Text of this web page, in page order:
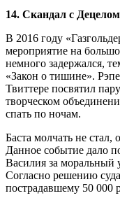
14. Скандал с
В 2016 году
мероприятие на
немного задержался,
«Закон о тишине».
Твиттере посвятил
творческом
спать по ночам.
Баста молчать не стал,
Данное событие дало
Василия за моральный
Согласно решению
пострадавшему 50 000